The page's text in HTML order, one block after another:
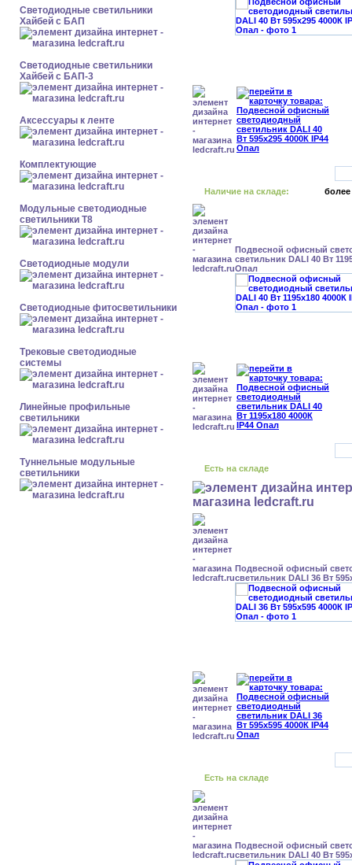
Светодиодные светильники
Хайбей с БАП
Светодиодные светильники
Хайбей с БАП-3
Аксессуары к ленте
Комплектующие
Модульные светодиодные
светильники Т8
Светодиодные модули
Светодиодные фитосветильники
Трековые светодиодные
системы
Линейные профильные
светильники
Туннельные модульные
светильники
Наличие на складе: более
Подвесной офисный
светильник DALI 40 Вт
Опал
Есть на складе
Подвесной офисный
светильник DALI 36 Вт
Есть на складе
Подвесной офисный
светильник DALI 40 Вт